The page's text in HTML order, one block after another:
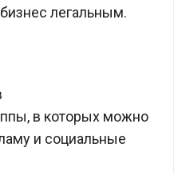
легальным.
в которых можно
и социальные